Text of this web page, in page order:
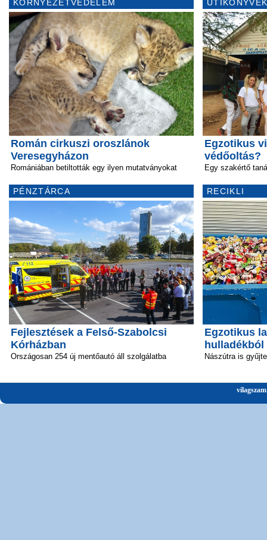
KÖRNYEZETVÉDELEM
Román cirkuszi oroszlánok
Veresegyházon
Romániában betiltották egy ilyen mutatványokat
PÉNZTÁRCA
Fejlesztések a Felső-Szabolcsi
Kórházban
Országosan 254 új mentőautó áll szolgálatba
Egzotikus
védőoltás?
Egy szakértő
RECIKLI
Egzotikus
hulladékból
Nászútra is